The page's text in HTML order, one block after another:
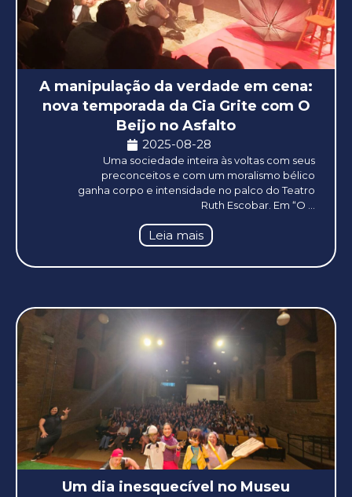
A manipulação da verdade em cena:
nova temporada da Cia Grite com O
Beijo no Asfalto
2025-08-28
Uma sociedade inteira às voltas com seus
preconceitos e com um moralismo bélico
ganha corpo e intensidade no palco do Teatro
Ruth Escobar. Em “O ...
Leia mais
Um dia inesquecível no Museu